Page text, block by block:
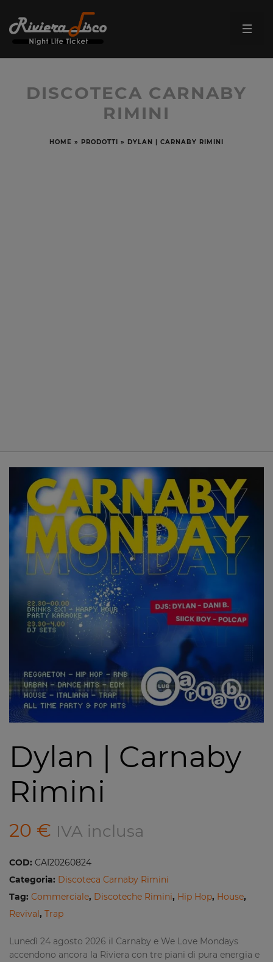
DISCOTECA CARNABY
RIMINI
HOME » PRODOTTI » DYLAN | CARNABY RIMINI
Dylan | Carnaby
Rimini
20 € IVA inclusa
COD: CAI20260824
Categoria: Discoteca Carnaby Rimini
Tag: Commerciale, Discoteche Rimini, Hip Hop, House,
Revival, Trap
Lunedì 24 agosto 2026 il Carnaby e We Love Mondays
accendono ancora la Riviera con tre piani di pura energia e